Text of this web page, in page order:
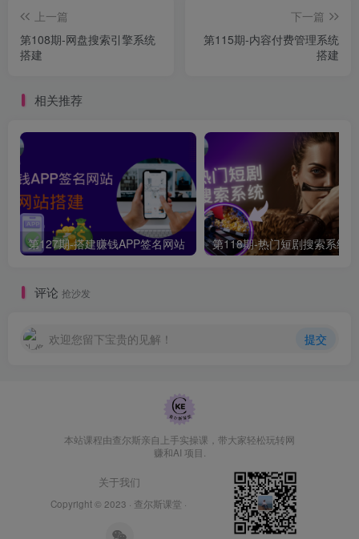
上一篇
第108期-网盘搜索引擎系统
搭建
下一篇
第115期-内容付费管理系统
搭建
相关推荐
第127期-搭建赚钱APP签名网站 第118期-热门短剧搜索系统
评论 抢沙发
欢迎您留下宝贵的见解！ 提交
本站课程由查尔斯亲自上手实操课，带大家轻松玩转网
赚和AI 项目.
关于我们
Copyright © 2023 · 查尔斯课堂 ·